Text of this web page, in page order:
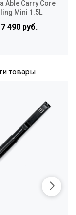
Able Carry Core
Mini 1.5L
7 490 руб.
товары